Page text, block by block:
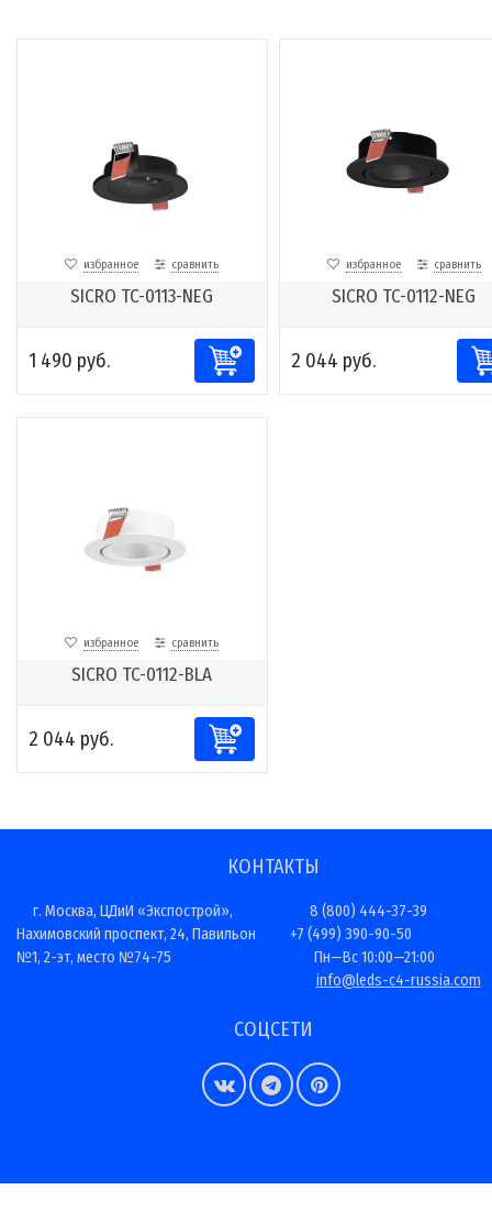
избранное сравнить
SICRO TC-0113-NEG
1 490 руб.
избранное сравнить
SICRO TC-0112-NEG
2 044 руб.
избранное сравнить
SICRO TC-0112-BLA
2 044 руб.
КОНТАКТЫ
г. Москва, ЦДиИ «Экспострой»,
Нахимовский проспект, 24, Павильон
№1, 2-эт, место №74-75
8 (800) 444-37-39
+7 (499) 390-90-50
Пн—Вс 10:00—21:00
info@leds-c4-russia.com
СОЦСЕТИ